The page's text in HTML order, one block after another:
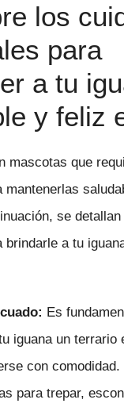
los
para
a tu
y feliz
mascotas que
mantenerlas
se
brindarle a tu
Es
iguana un terrario
con comodidad.
para trepar,